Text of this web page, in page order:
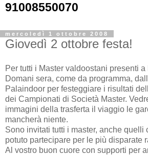
91008550070
mercoledì 1 ottobre 2008
Giovedì 2 ottobre festa!
Per tutti i Master valdoostani presenti a
Domani sera, come da programma,
Palaindoor per festeggiare i risultati
dei Campionati di Società Master.
immagini della trasferta il viaggio le
mancherà niente.
Sono invitati tutti i master, anche quelli
potuto partecipare per le più disparate
Al vostro buon cuore con supporti per